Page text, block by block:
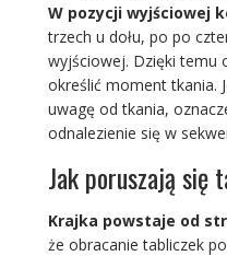
W pozycji wyjściowej
trzech u dołu, po po
wyjściowej. Dzięki temu
określić moment tkania.
uwagę od tkania,
odnalezienie się w
Jak poruszają się
Krajka powstaje od
że obracanie tabliczek